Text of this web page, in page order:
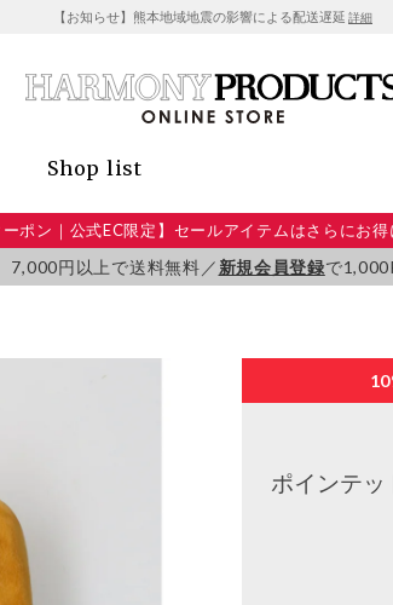
【お知らせ】熊本地域地震の影響による配送遅延 詳細
Shop list
ーポン｜公式EC限定】セールアイテムはさらにお
7,000円以上で送料無料／ 新規会員登録で
ポインテ